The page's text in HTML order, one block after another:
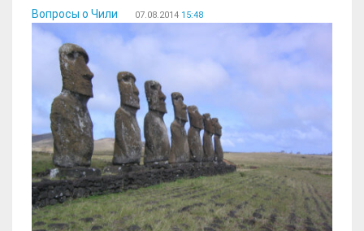
Вопросы о Чили 07.08.2014 15:48